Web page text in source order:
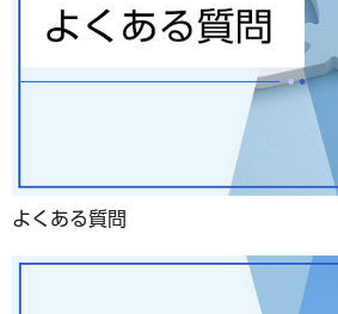
よくある質問